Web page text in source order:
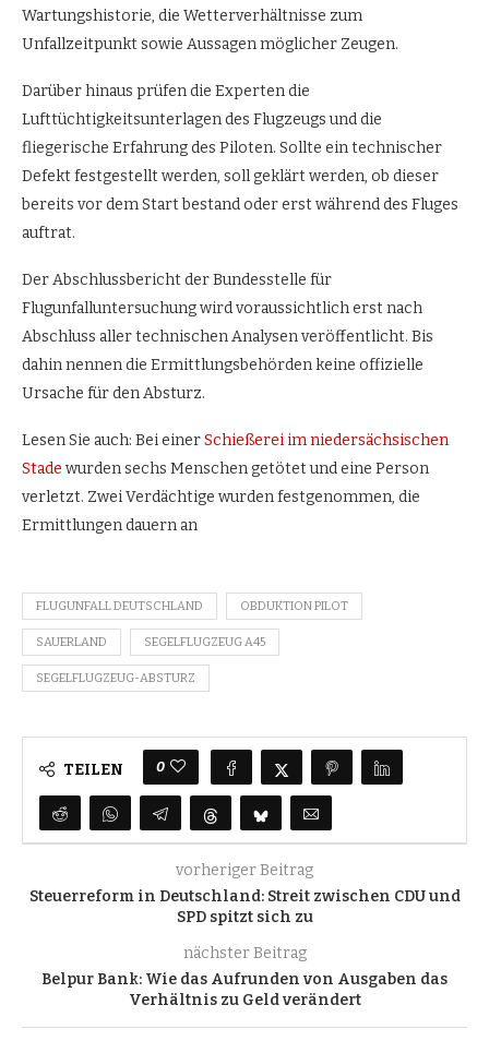
Wartungshistorie, die Wetterverhältnisse zum
Unfallzeitpunkt sowie Aussagen möglicher Zeugen.
Darüber hinaus prüfen die Experten die
Lufttüchtigkeitsunterlagen des Flugzeugs und die
fliegerische Erfahrung des Piloten. Sollte ein technischer
Defekt festgestellt werden, soll geklärt werden, ob dieser
bereits vor dem Start bestand oder erst während des Fluges
auftrat.
Der Abschlussbericht der Bundesstelle für
Flugunfalluntersuchung wird voraussichtlich erst nach
Abschluss aller technischen Analysen veröffentlicht. Bis
dahin nennen die Ermittlungsbehörden keine offizielle
Ursache für den Absturz.
Lesen Sie auch: Bei einerSchießerei im niedersächsischen
Stade wurden sechs Menschen getötet und eine Person
verletzt. Zwei Verdächtige wurden festgenommen, die
Ermittlungen dauern an
FLUGUNFALL DEUTSCHLAND OBDUKTION PILOT
SAUERLAND SEGELFLUGZEUG A45
SEGELFLUGZEUG-ABSTURZ
TEILEN 0
vorheriger Beitrag
Steuerreform in Deutschland: Streit zwischen CDU und
SPD spitzt sich zu
nächster Beitrag
Belpur Bank: Wie das Aufrunden von Ausgaben das
Verhältnis zu Geld verändert